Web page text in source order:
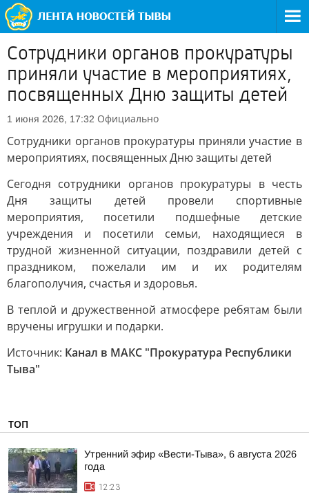
Сотрудники органов прокуратуры
приняли участие в мероприятиях,
посвященных Дню защиты детей
1 июня 2026, 17:32 Официально
Сотрудники органов прокуратуры приняли участие в
мероприятиях, посвященных Дню защиты детей
Сегодня сотрудники органов прокуратуры в честь
Дня защиты детей провели спортивные
мероприятия, посетили подшефные детские
учреждения и посетили семьи, находящиеся в
трудной жизненной ситуации, поздравили детей с
праздником, пожелали им и их родителям
благополучия, счастья и здоровья.
В теплой и дружественной атмосфере ребятам были
вручены игрушки и подарки.
Источник: Канал в МАКС "Прокуратура Республики
Тыва"
ТОП
Утренний эфир «Вести-Тыва», 6 августа 2026
года
12:23